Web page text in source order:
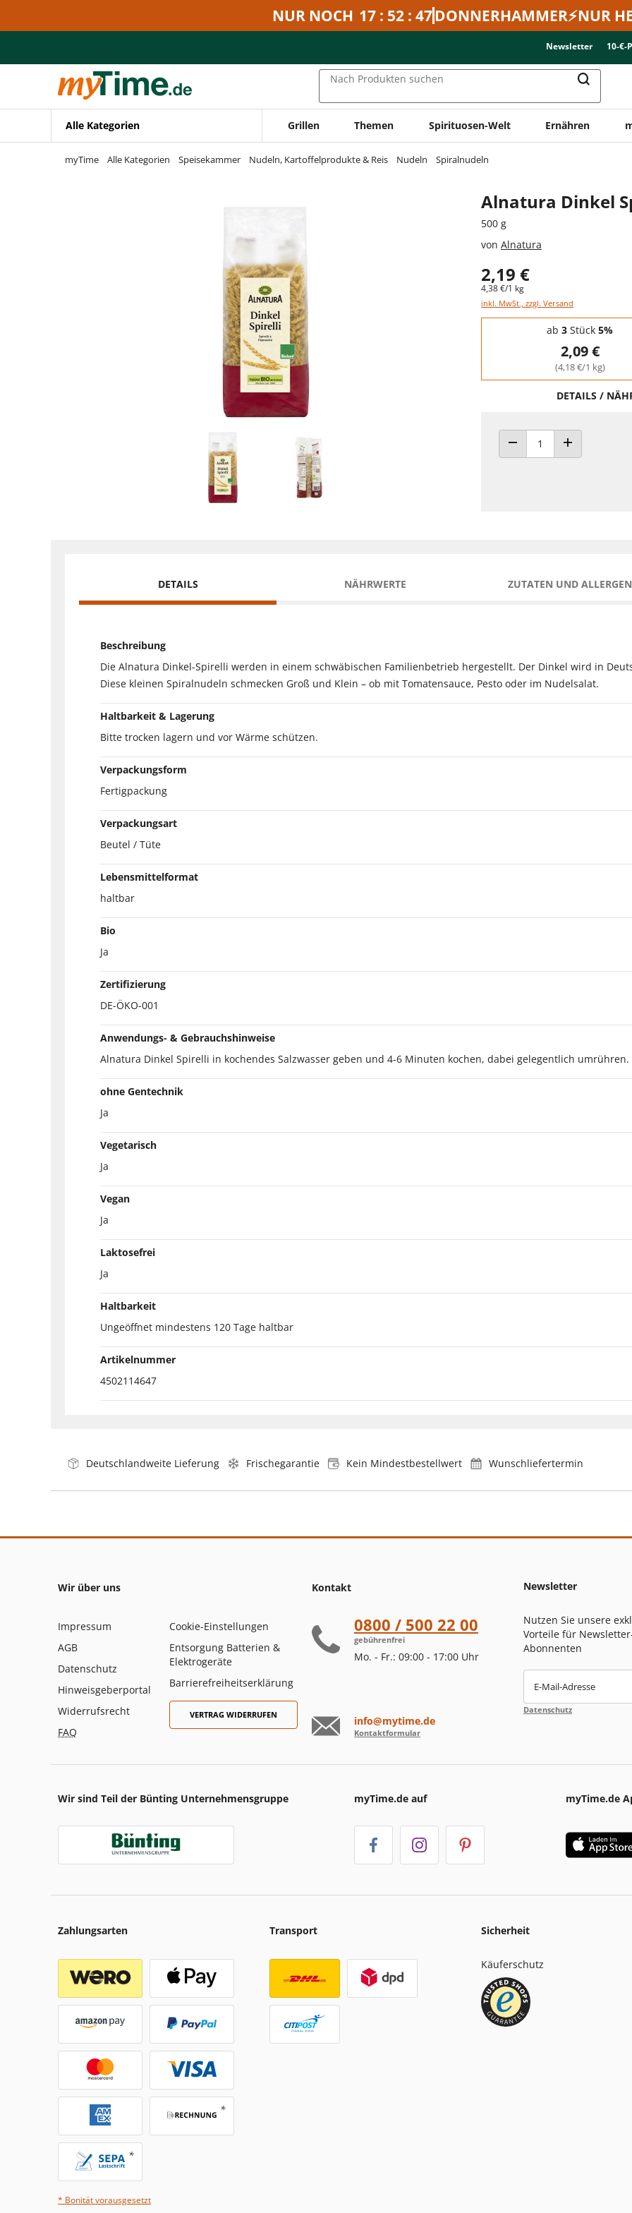
Zur Navigation springen
NUR NOCH 17 : 52 : 47DONNERHAMMER⚡NUR
Newsletter 10-€-
Nach Produkten suchen
Alle Kategorien Grillen Themen Spirituosen-Welt Ernähren
myTime Alle Kategorien Speisekammer Nudeln, Kartoffelprodukte & Reis Nudeln Spiralnudeln
Alnatura Dinkel
500 g
von Alnatura
2,19 €
4,38 €/1 kg
inkl. MwSt., zzgl. Versand
Staffelpreise - Mengenrabatt
ab 3 Stück 5%
2,09 €
(4,18 €/1 kg)
DETAILS /
ANZAHL VERRINGERN
ANZAHL
DETAILS NÄHRWERTE ZUTATEN UND
Beschreibung
Die Alnatura Dinkel-Spirelli werden in einem schwäbischen Familienbetrieb hergestellt. Der Dinkel wird in
Diese kleinen Spiralnudeln schmecken Groß und Klein – ob mit Tomatensauce, Pesto oder im Nudelsalat.
Haltbarkeit & Lagerung
Bitte trocken lagern und vor Wärme schützen.
Verpackungsform
Fertigpackung
Verpackungsart
Beutel / Tüte
Lebensmittelformat
haltbar
Bio
Ja
Zertifizierung
DE-ÖKO-001
Anwendungs- & Gebrauchshinweise
Alnatura Dinkel Spirelli in kochendes Salzwasser geben und 4-6 Minuten kochen, dabei gelegentlich umrühren.
ohne Gentechnik
Ja
Vegetarisch
Ja
Vegan
Ja
Laktosefrei
Ja
Haltbarkeit
Ungeöffnet mindestens 120 Tage haltbar
Artikelnummer
4502114647
Deutschlandweite Lieferung Frischegarantie Kein Mindestbestellwert Wunschliefertermin
Wir über uns
Impressum
AGB
Datenschutz
Hinweisgeberportal
Widerrufsrecht
FAQ
Cookie-Einstellungen
Entsorgung Batterien &
Elektrogeräte
Barrierefreiheitserklärung
VERTRAG WIDERRUFEN
Kontakt
0800 / 500 22 00
gebührenfrei
Mo. - Fr.: 09:00 - 17:00 Uhr
info@mytime.de
Kontaktformular
Newsletter
Nutzen Sie unsere
Vorteile für
Abonnenten
E-Mail-Adresse
Datenschutz
Wir sind Teil der Bünting Unternehmensgruppe myTime.de auf myTime.de
Zahlungsarten
* Bonität vorausgesetzt
Transport Sicherheit
Käuferschutz